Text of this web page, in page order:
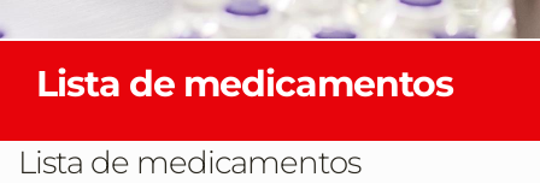
Lista de medicamentos
Lista de medicamentos